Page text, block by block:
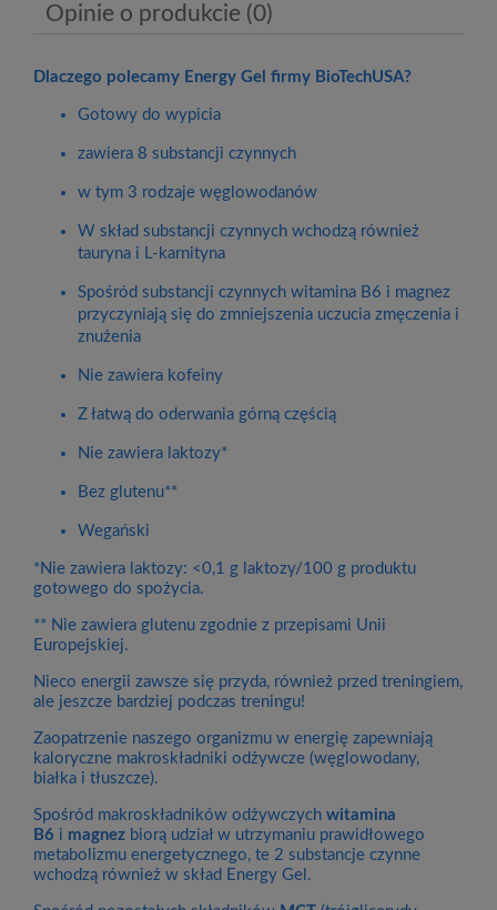
Opinie o produkcie (0)
Dlaczego polecamy Energy Gel firmy BioTechUSA?
Gotowy do wypicia
zawiera 8 substancji czynnych
w tym 3 rodzaje węglowodanów
W skład substancji czynnych wchodzą również
tauryna i L-karnityna
Spośród substancji czynnych witamina B6 i magnez
przyczyniają się do zmniejszenia uczucia zmęczenia i
znużenia
Nie zawiera kofeiny
Z łatwą do oderwania górną częścią
Nie zawiera laktozy*
Bez glutenu**
Wegański
*Nie zawiera laktozy: <0,1 g laktozy/100 g produktu
gotowego do spożycia.
** Nie zawiera glutenu zgodnie z przepisami Unii
Europejskiej.
Nieco energii zawsze się przyda, również przed treningiem,
ale jeszcze bardziej podczas treningu!
Zaopatrzenie naszego organizmu w energię zapewniają
kaloryczne makroskładniki odżywcze (węglowodany,
białka i tłuszcze).
Spośród makroskładników odżywczych witamina
B6 i magnez biorą udział w utrzymaniu prawidłowego
metabolizmu energetycznego, te 2 substancje czynne
wchodzą również w skład Energy Gel.